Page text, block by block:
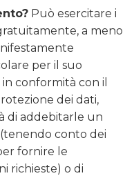
Può esercitare i
a meno
per il suo
conformità con il
dei dati,
di addebitarle un
conto dei
fornire le
richieste) o di